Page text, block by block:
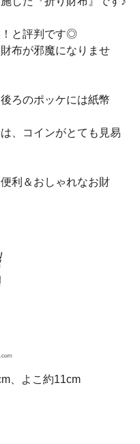
！と評判です◎
布が邪魔になりませ
ろのポッケには紙幣
、コインがとても見易
利＆おしゃれなお財
、よこ約11cm